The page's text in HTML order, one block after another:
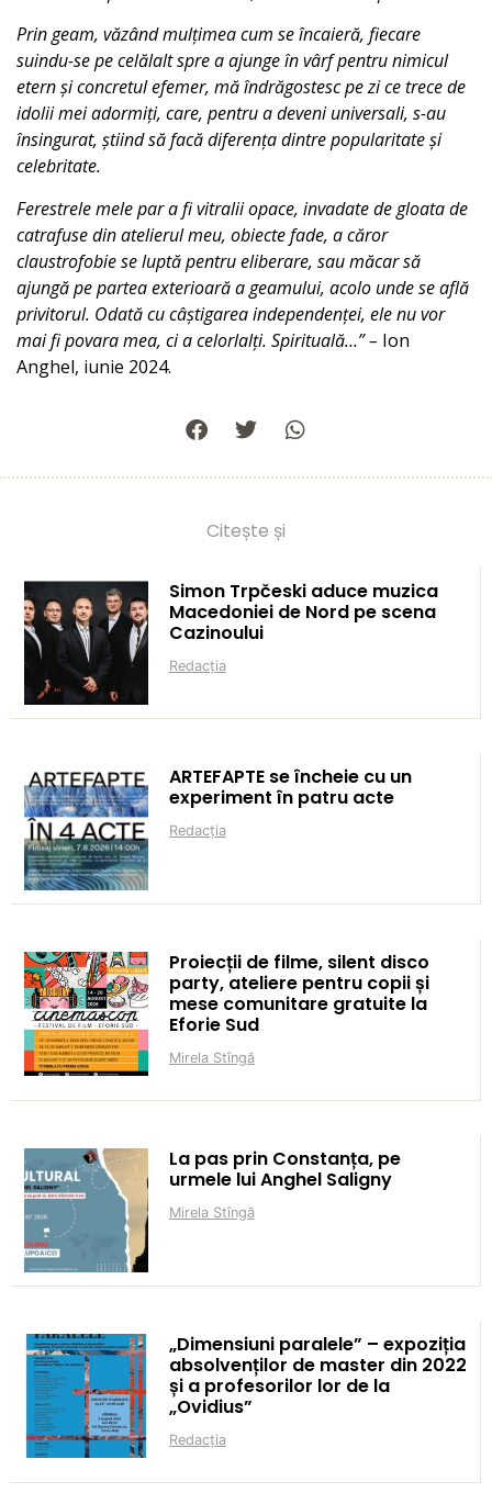
Prin geam, văzând mulțimea cum se încaieră, fiecare
suindu-se pe celălalt spre a ajunge în vârf pentru nimicul
etern și concretul efemer, mă îndrăgostesc pe zi ce trece de
idolii mei adormiți, care, pentru a deveni universali, s-au
însingurat, știind să facă diferența dintre popularitate și
celebritate.
Ferestrele mele par a fi vitralii opace, invadate de gloata de
catrafuse din atelierul meu, obiecte fade, a căror
claustrofobie se luptă pentru eliberare, sau măcar să
ajungă pe partea exterioară a geamului, acolo unde se află
privitorul. Odată cu câștigarea independenței, ele nu vor
mai fi povara mea, ci a celorlalți. Spirituală…” – Ion
Anghel, iunie 2024.
Citește și
Simon Trpčeski aduce muzica
Macedoniei de Nord pe scena
Cazinoului
Redacția
ARTEFAPTE se încheie cu un
experiment în patru acte
Redacția
Proiecții de filme, silent disco
party, ateliere pentru copii și
mese comunitare gratuite la
Eforie Sud
Mirela Stîngă
La pas prin Constanța, pe
urmele lui Anghel Saligny
Mirela Stîngă
„Dimensiuni paralele” – expoziția
absolvenților de master din 2022
și a profesorilor lor de la
„Ovidius”
Redacția